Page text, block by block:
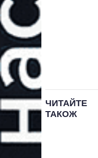
ЧИТАЙТЕ
ТАКОЖ